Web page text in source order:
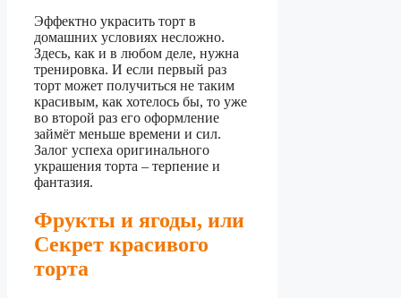
Эффектно украсить торт в
домашних условиях несложно.
Здесь, как и в любом деле, нужна
тренировка. И если первый раз
торт может получиться не таким
красивым, как хотелось бы, то уже
во второй раз его оформление
займёт меньше времени и сил.
Залог успеха оригинального
украшения торта – терпение и
фантазия.
Фрукты и ягоды, или
Секрет красивого
торта